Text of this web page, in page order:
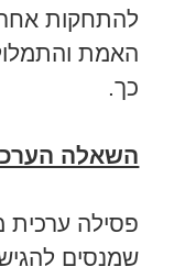
להתחקות אחר
האמת
כך.
השאלה
פסילה
שמנסים